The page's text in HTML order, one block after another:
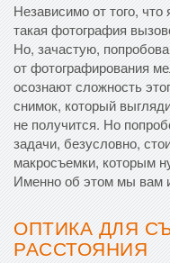
Независимо от того,
такая фотография
Но, зачастую,
от фотографирования
осознают сложность
снимок, который
не получится. Но
задачи, безусловно,
макросъемки, которым
Именно об этом мы вам
ОПТИКА ДЛЯ
РАССТОЯНИЯ